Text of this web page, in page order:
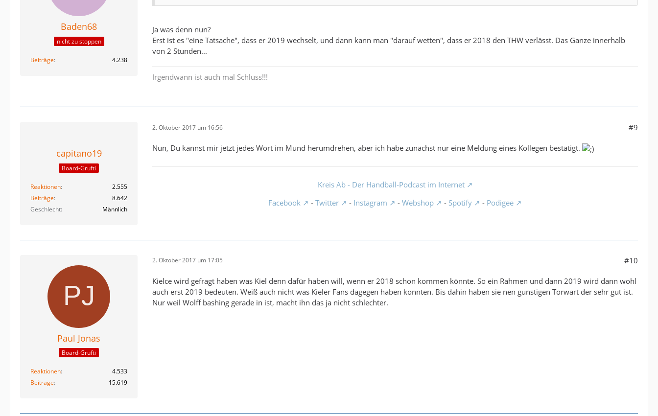
Baden68
nicht zu stoppen
Beiträge 4.238
Ja was denn nun?
Erst ist es "eine Tatsache", dass er 2019 wechselt, und dann kann man "darauf wetten", dass er 2018 den THW verlässt. Das Ganze innerhalb
von 2 Stunden...
Irgendwann ist auch mal Schluss!!!
capitano19
Board-Grufti
Reaktionen
2.555
Beiträge
8.642
Geschlecht
Männlich
2. Oktober 2017 um 16:56 #9
Nun, Du kannst mir jetzt jedes Wort im Mund herumdrehen, aber ich habe zunächst nur eine Meldung eines Kollegen bestätigt.
Kreis Ab - Der Handball-Podcast im Internet
Facebook
- Twitter - Instagram - Webshop - Spotify - Podigee
Paul Jonas
Board-Grufti
Reaktionen
4.533
Beiträge
15.619
2. Oktober 2017 um 17:05 #10
Kielce wird gefragt haben was Kiel denn dafür haben will, wenn er 2018 schon kommen könnte. So ein Rahmen und dann 2019 wird dann wohl
auch erst 2019 bedeuten. Weiß auch nicht was Kieler Fans dagegen haben könnten. Bis dahin haben sie nen günstigen Torwart der sehr gut ist.
Nur weil Wolff bashing gerade in ist, macht ihn das ja nicht schlechter.